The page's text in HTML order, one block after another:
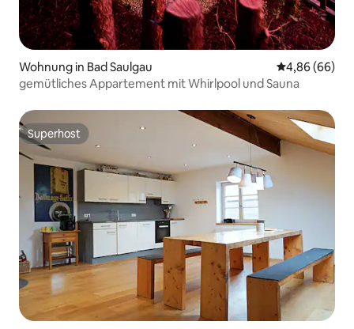
Wohnung in Bad Saulgau
4,86 (66)
gemütliches Appartement mit Whirlpool und Sauna
Superhost
Superhost